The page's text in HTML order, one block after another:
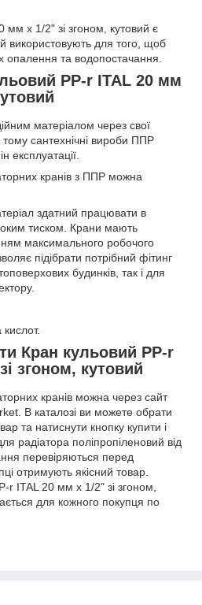
мм х 1/2" зі згоном, кутовий є
використовують для того, щоб
опалення та водопостачання.
PP-r ITAL 20 мм
матеріалом через свої
тому сантехнічні вироби ППР
експлуатації.
кранів з ППР можна
здатний працювати в
тиском. Крани мають
максимального робочого
підібрати потрібний фітинг
будинків, так і для
кислот.
Кран кульовий PP-r
згоном, кутовий
кранів можна через сайт
В каталозі ви можете обрати
та натиснути кнопку купити і
радіатора поліпропіленовий від
перевіряються перед
отримують якісний товар.
r ITAL 20 мм х 1/2" зі згоном,
для кожного покупця по